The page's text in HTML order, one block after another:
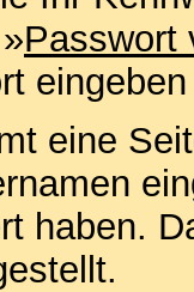
Passwort
eine
haben.